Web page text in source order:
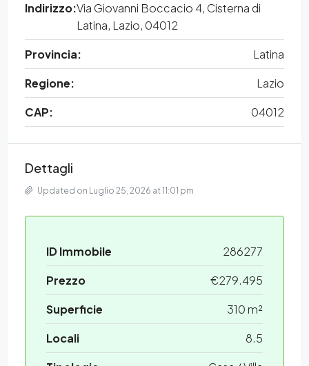
Indirizzo:Via Giovanni Boccacio 4, Cisterna di
Latina, Lazio, 04012
Provincia:
Latina
Regione:
Lazio
CAP:
04012
Dettagli
Updated on Luglio 25, 2026 at 11:01 pm
ID Immobile
286277
Prezzo
€279.495
Superficie
310 m²
Locali
8.5